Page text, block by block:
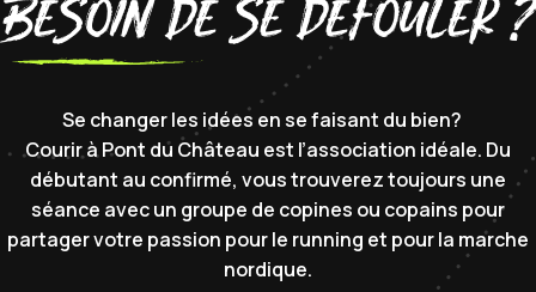
Besoin de se défouler ?
Se changer les idées en se faisant du bien?
Courir à Pont du Château est l’association idéale. Du
débutant au confirmé, vous trouverez toujours une
séance avec un groupe de copines ou copains pour
partager votre passion pour le running et pour la marche
nordique.